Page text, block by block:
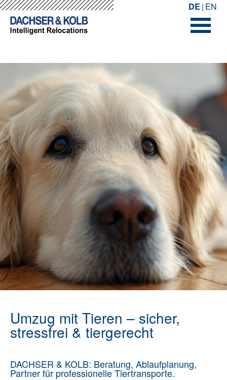
-->--> DE EN
Umzug mit Tieren – sicher,
stressfrei & tiergerecht
DACHSER & KOLB: Beratung, Ablaufplanung,
Partner für professionelle Tiertransporte.